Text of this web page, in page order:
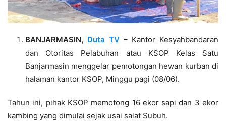
BANJARMASIN, Duta TV – Kantor Kesyahbandaran
dan Otoritas Pelabuhan atau KSOP Kelas Satu
Banjarmasin menggelar pemotongan hewan kurban di
halaman kantor KSOP, Minggu pagi (08/06).
Tahun ini, pihak KSOP memotong 16 ekor sapi dan 3 ekor
kambing yang dimulai sejak usai salat Subuh.